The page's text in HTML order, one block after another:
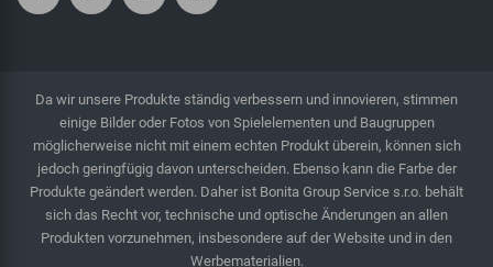
Da wir unsere Produkte ständig verbessern und innovieren, stimmen
einige Bilder oder Fotos von Spielelementen und Baugruppen
möglicherweise nicht mit einem echten Produkt überein, können sich
jedoch geringfügig davon unterscheiden. Ebenso kann die Farbe der
Produkte geändert werden. Daher ist Bonita Group Service s.r.o. behält
sich das Recht vor, technische und optische Änderungen an allen
Produkten vorzunehmen, insbesondere auf der Website und in den
Werbematerialien.